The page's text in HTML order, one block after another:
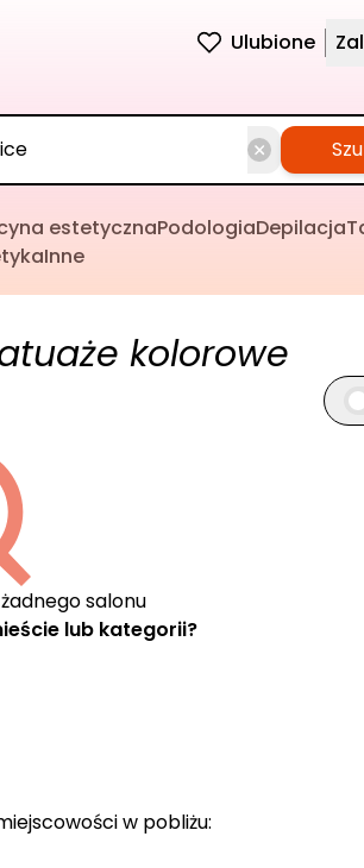
Ulubione
estetycznaPodologiaDepilacja
Inne
kolorowe
salonu
lub kategorii?
w pobliżu: